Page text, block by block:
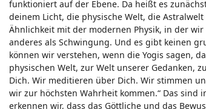
funktioniert auf der Ebene. Da heißt es
deinem Licht, die physische Welt, die
Ähnlichkeit mit der modernen Physik, in der
anderes als Schwingung. Und es gibt keinen
können wir verstehen, wenn die Yogis sagen,
physischen Welt, zur Welt unserer Gedanken,
Dich. Wir meditieren über Dich. Wir stimmen
wir zur höchsten Wahrheit kommen.“ Das
erkennen wir, dass das Göttliche und das